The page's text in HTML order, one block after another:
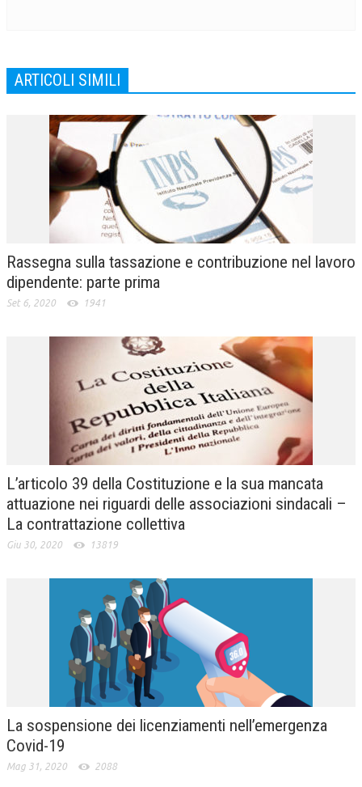
ARTICOLI SIMILI
Rassegna sulla tassazione e contribuzione nel lavoro
dipendente: parte prima
Set 6, 2020 1941
L’articolo 39 della Costituzione e la sua mancata
attuazione nei riguardi delle associazioni sindacali –
La contrattazione collettiva
Giu 30, 2020 13819
La sospensione dei licenziamenti nell’emergenza
Covid-19
Mag 31, 2020 2088